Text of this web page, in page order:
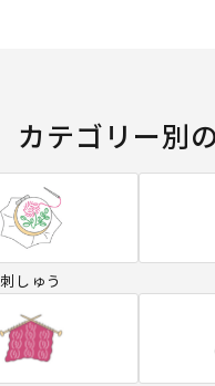
カテゴリー別
刺しゅう